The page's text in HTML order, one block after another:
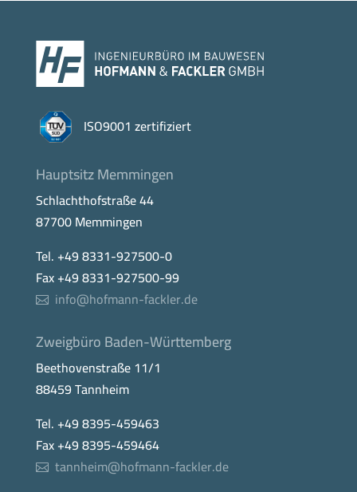
ISO9001 zertifiziert
Hauptsitz Memmingen
Schlachthofstraße 44
87700 Memmingen
Tel. +49 8331-927500-0
Fax +49 8331-927500-99
info@hofmann-fackler.de
Zweigbüro Baden-Württemberg
Beethovenstraße 11/1
88459 Tannheim
Tel. +49 8395-459463
Fax +49 8395-459464
tannheim@hofmann-fackler.de